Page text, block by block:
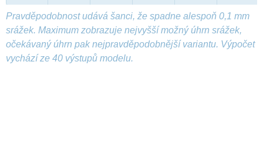
Pravděpodobnost udává šanci, že spadne alespoň 0,1 mm
srážek. Maximum zobrazuje nejvyšší možný úhrn srážek,
očekávaný úhrn pak nejpravděpodobnější variantu. Výpočet
vychází ze 40 výstupů modelu.